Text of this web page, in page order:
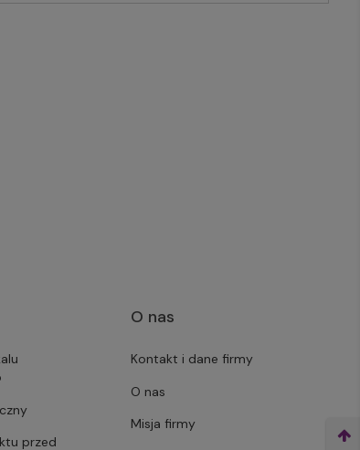
przed
O nas
Kontakt i dane firmy
O nas
Misja firmy